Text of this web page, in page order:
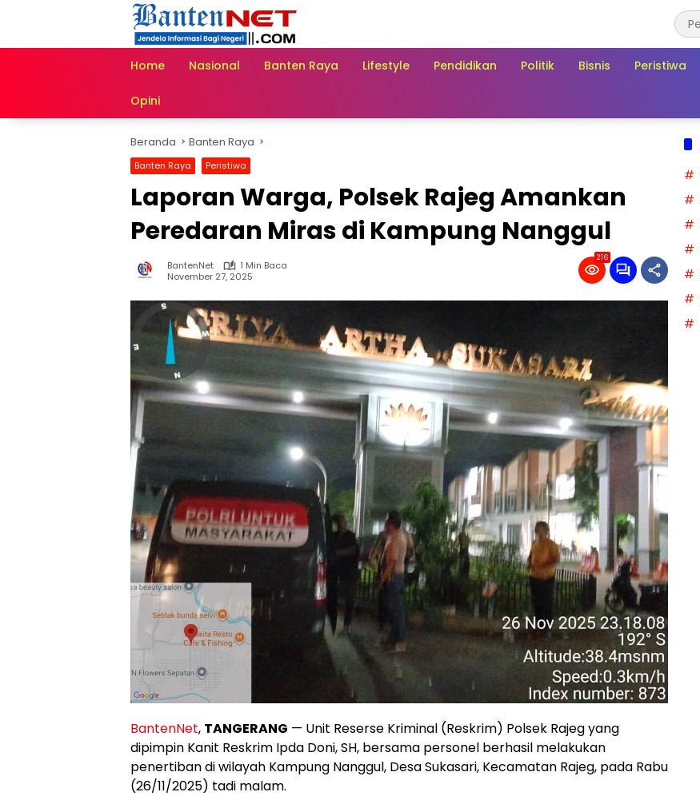
Home
Nasional Banten Raya Lifestyle Pendidikan Politik Bisnis Peristiwa
Opini
Beranda Banten Raya
Banten Raya Peristiwa
Laporan Warga, Polsek Rajeg Amankan
Peredaran Miras di Kampung Nanggul
BantenNet
1 Min Baca
November 27, 2025
216
BantenNet, TANGERANG — Unit Reserse Kriminal (Reskrim) Polsek Rajeg yang
dipimpin Kanit Reskrim Ipda Doni, SH, bersama personel berhasil melakukan
penertiban di wilayah Kampung Nanggul, Desa Sukasari, Kecamatan Rajeg, pada Rabu
(26/11/2025) tadi malam.